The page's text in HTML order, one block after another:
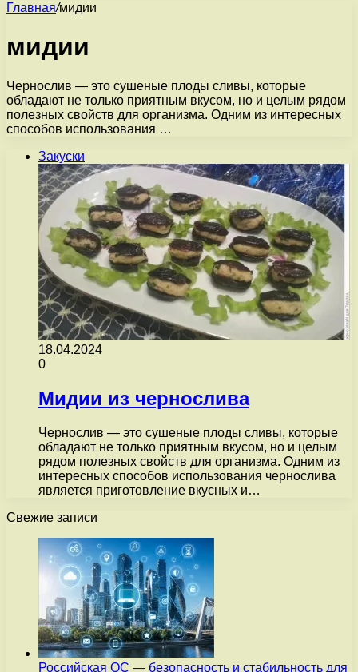
Главная/мидии
мидии
Чернослив — это сушеные плоды сливы, которые
обладают не только приятным вкусом, но и целым рядом
полезных свойств для организма. Одним из интересных
способов использования …
Закуски
18.04.2024
0
Мидии из чернослива
Чернослив — это сушеные плоды сливы, которые
обладают не только приятным вкусом, но и целым
рядом полезных свойств для организма. Одним из
интересных способов использования чернослива
является приготовление вкусных и…
Свежие записи
Российская ОС — безопасность и стабильность для